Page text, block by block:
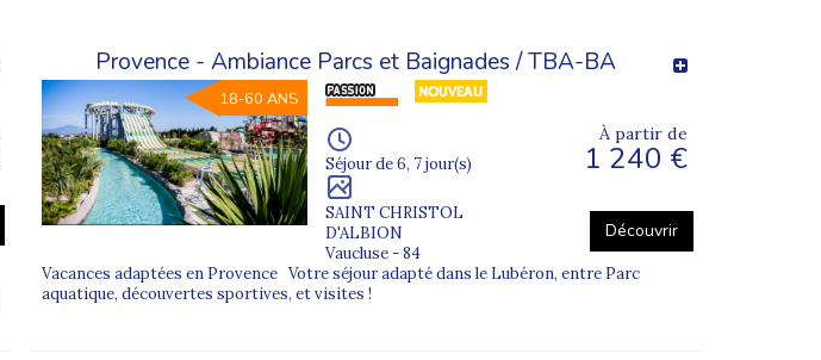
Provence - Ambiance Parcs et Baignades / TBA-BA
18-60 ANS
Séjour de 6, 7 jour(s)
SAINT CHRISTOL
D'ALBION
Vaucluse - 84
À partir de
1 240 €
Découvrir
Vacances adaptées en Provence Votre séjour adapté dans le Lubéron, entre Parc
aquatique, découvertes sportives, et visites !